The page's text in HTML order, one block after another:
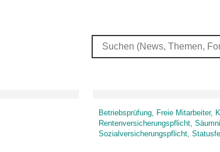
Betriebsprüfung, Freie Mitarbeiter,
Rentenversicherungspflicht,
Sozialversicherungspflicht,